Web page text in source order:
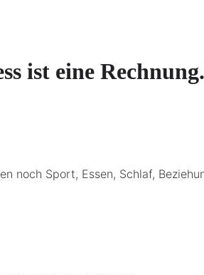
ist eine Rechnung.
noch Sport, Essen, Schlaf,